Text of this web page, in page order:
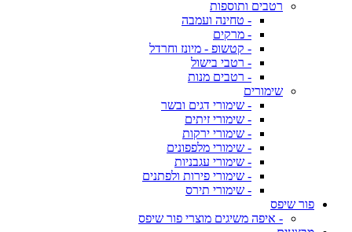
רטבים ותוספות
- טחינה ועמבה
- מרקים
- קטשופ - מיונז וחרדל
- רטבי בישול
- רטבים מנות
שימורים
- שימורי דגים ובשר
- שימורי זיתים
- שימורי ירקות
- שימורי מלפפונים
- שימורי עגבניות
- שימורי פירות ולפתנים
- שימורי תירס
פור שיפס
- איפה משיגים מוצרי פור שיפס